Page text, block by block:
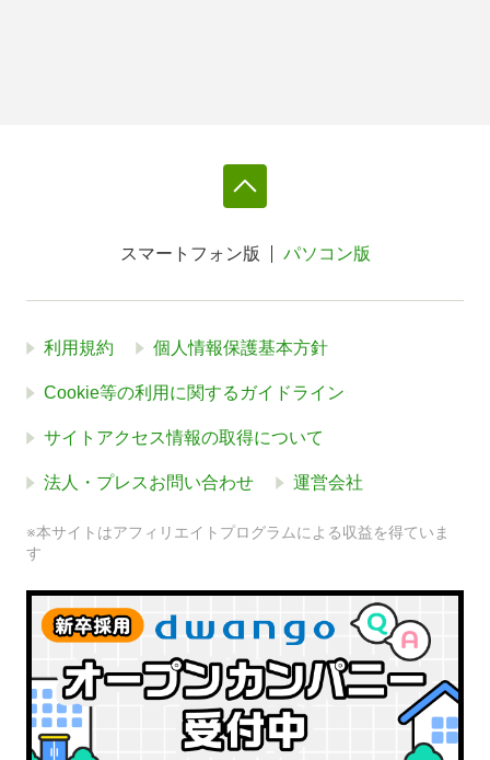
スマートフォン版 パソコン版
利用規約 個人情報保護基本方針
Cookie等の利用に関するガイドライン
サイトアクセス情報の取得について
法人・プレスお問い合わせ 運営会社
※本サイトはアフィリエイトプログラムによる収益を得ていま
す